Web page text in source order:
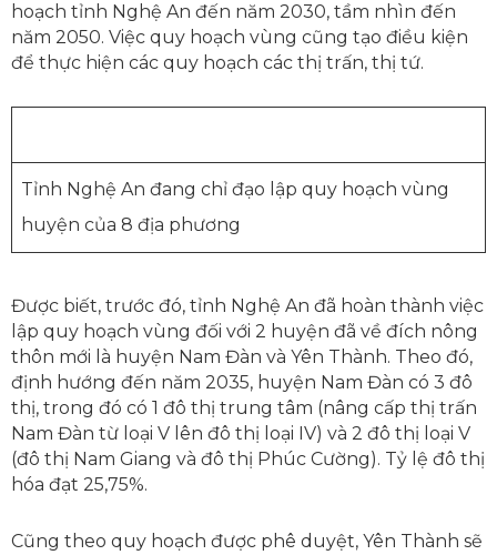
hoạch tỉnh Nghệ An đến năm 2030, tầm nhìn đến
năm 2050. Việc quy hoạch vùng cũng tạo điều kiện
để thực hiện các quy hoạch các thị trấn, thị tứ.
Tỉnh Nghệ An đang chỉ đạo lập quy hoạch vùng
huyện của 8 địa phương
Được biết, trước đó, tỉnh Nghệ An đã hoàn thành việc
lập quy hoạch vùng đối với 2 huyện đã về đích nông
thôn mới là huyện Nam Đàn và Yên Thành. Theo đó,
định hướng đến năm 2035, huyện Nam Đàn có 3 đô
thị, trong đó có 1 đô thị trung tâm (nâng cấp thị trấn
Nam Đàn từ loại V lên đô thị loại IV) và 2 đô thị loại V
(đô thị Nam Giang và đô thị Phúc Cường). Tỷ lệ đô thị
hóa đạt 25,75%.
Cũng theo quy hoạch được phê duyệt, Yên Thành sẽ